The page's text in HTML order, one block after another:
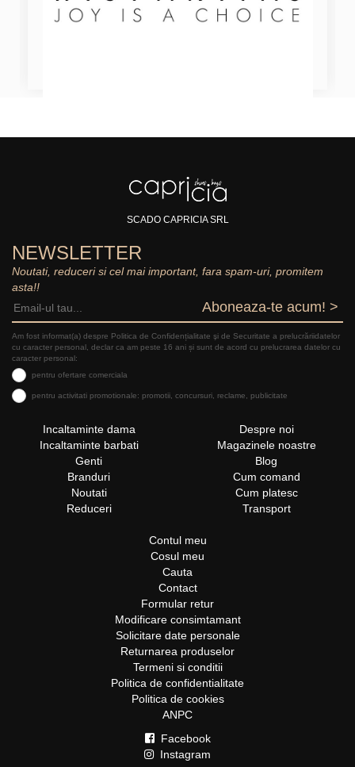
SCADO CAPRICIA SRL
NEWSLETTER
Noutati, reduceri si cel mai important, fara spam-uri, promitem
asta!!
Aboneaza-te acum! >
Am fost informat(a) despre Politica de Confidențialitate şi de Securitate a prelucrăriidatelor
cu caracter personal, declar ca am peste 16 ani și sunt de acord cu prelucrarea datelor cu
caracter personal:
pentru ofertare comerciala
pentru activitati promotionale: promotii, concursuri, reclame, publicitate
Incaltaminte dama
Incaltaminte barbati
Genti
Branduri
Noutati
Reduceri
Despre noi
Magazinele noastre
Blog
Cum comand
Cum platesc
Transport
Contul meu
Cosul meu
Cauta
Contact
Formular retur
Modificare consimtamant
Solicitare date personale
Returnarea produselor
Termeni si conditii
Politica de confidentialitate
Politica de cookies
ANPC
Facebook
Instagram